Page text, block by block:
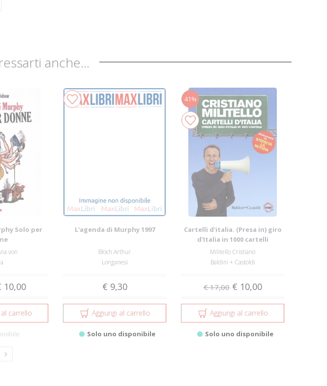
anche...
Solo per
von
10,00
al carrello
L'agenda di Murphy 1997
Bloch Arthur
Longanesi
€ 9,30
Aggiungi al carrello
Solo uno disponibile
41%
Cartelli d'italia. (Presa in) giro
d'Italia in 1000 cartelli
Militello Cristiano
Baldini + Castoldi
€ 17,00 € 10,00
Aggiungi al carrello
Solo uno disponibile